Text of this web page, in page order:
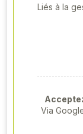
Liés à la
Via